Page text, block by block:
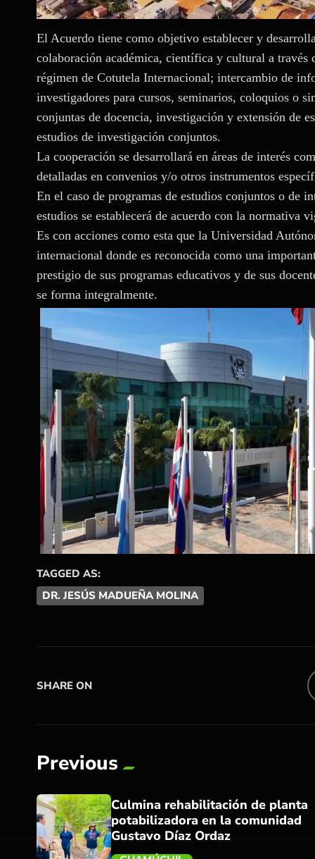
El Acuerdo tiene como objetivo establecer y
colaboración académica, científica y cultural a
régimen de Cotutela Internacional; intercambio de
investigadores para cursos, seminarios, coloquios o
conjuntas de docencia, investigación y extensión de
estudios de investigación conjuntos.
La cooperación se desarrollará en áreas de interés
detalladas en convenios y/o otros instrumentos
En el caso de programas de estudios conjuntos o de
estudios se establecerá de acuerdo con la normativa
Es con acciones como esta que la Universidad
internacional donde es reconocida como una
prestigio de sus programas educativos y de sus
se forma integralmente.
TAGGED AS:
DR. JESÚS MADUEÑA MOLINA
SHARE ON
Previous
Culmina rehabilitación de planta
potabilizadora en la comunidad
Gustavo Díaz Ordaz